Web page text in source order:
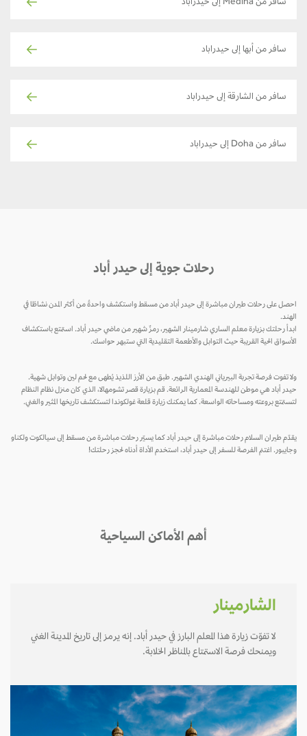
سافر من Medina إلى حيدراباد
سافر من أبها إلى حيدراباد
سافر من الشارقة إلى حيدراباد
سافر من Doha إلى حيدراباد
رحلات جوية إلى حيدر أباد
احصل على رحلات طيران مباشرة إلى حيدر أباد من مسقط واستكشف واحدةً من أكثر المدن نشاطًا في
الهند.
ابدأ رحلتك بزيارة معلم الساري شارمينار الشهير، رمزٌ شهير من ماضي حيدر أباد. استمتع باستكشاف
الأسواق الحية القريبة حيث التوابل والأطعمة التقليدية التي ستبهر حواسك.
ولا تفوت فرصة تجربة البيرياني الهندي الشهير. طبق من الأرز اللذيذ يُطهى مع لحم لين وتوابل شهية.
حيدر أباد هي موطن للهندسة المعمارية الرائعة. قم بزيارة قصر تشومهالا، الذي كان منزل نظام النظام
لتستمتع بروعته ومساحاته الواسعة. كما يمكنك زيارة قلعة غولكوندا لتستكشف تاريخها المثير والغني.
يقدّم طيران السلام رحلات مباشرة إلى حيدر أباد كما يسيّر رحلات مباشرة من مسقط إلى سيالكوت ولكناو
وجايبور. اغتنم الفرصة للسفر إلى حيدر أباد، استخدم الأداة أدناه لحجز رحلتك!
أهم الأماكن السياحية
الشارمينار
لا تفوّت زيارة هذا المعلم البارز في حيدر أباد. إنه يرمز إلى تاريخ المدينة الغني
ويمنحك فرصة الاستمتاع بالمناظر الخلابة.